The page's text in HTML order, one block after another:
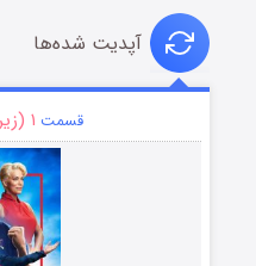
آپدیت شده‌ها
قسمت ۱ (زیرنویس)